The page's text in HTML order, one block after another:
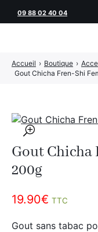
🔍
Gout Chicha
200g
19.90€ TTC
Gout sans tabac
Accueil › Boutique ›
Gout Chicha Fren-Shi
09 88 02 40 04
Tubeuses
Feuilles
Rouleuses